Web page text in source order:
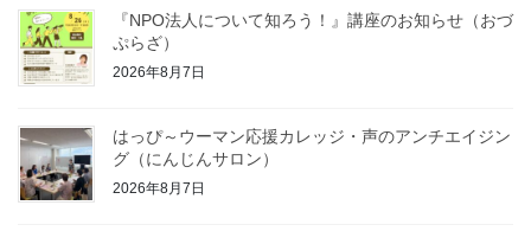
『NPO法人について知ろう！』講座のお知らせ（おづ
ぷらざ）
2026年8月7日
はっぴ～ウーマン応援カレッジ・声のアンチエイジン
グ（にんじんサロン）
2026年8月7日